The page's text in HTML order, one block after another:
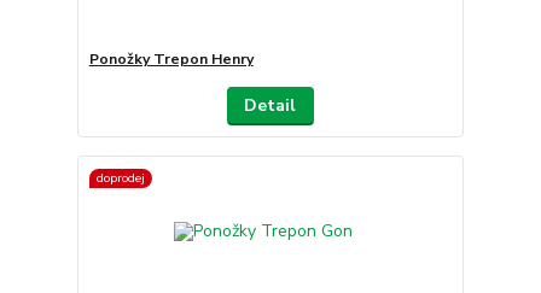
Ponožky Trepon Henry
Detail
doprodej